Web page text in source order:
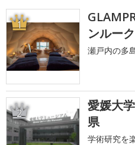
1
ンルー
瀬戸内の多
2
愛媛大
県
学術研究を